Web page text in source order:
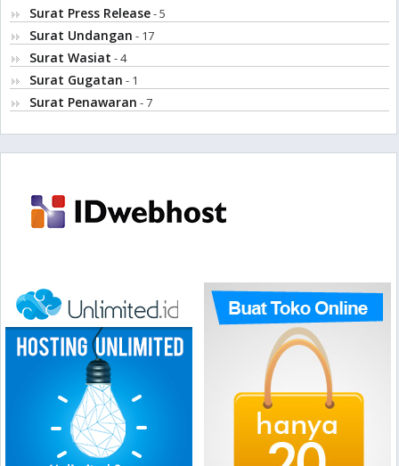
Surat Press Release- 5
Surat Undangan - 17
Surat Wasiat - 4
Surat Gugatan - 1
Surat Penawaran - 7